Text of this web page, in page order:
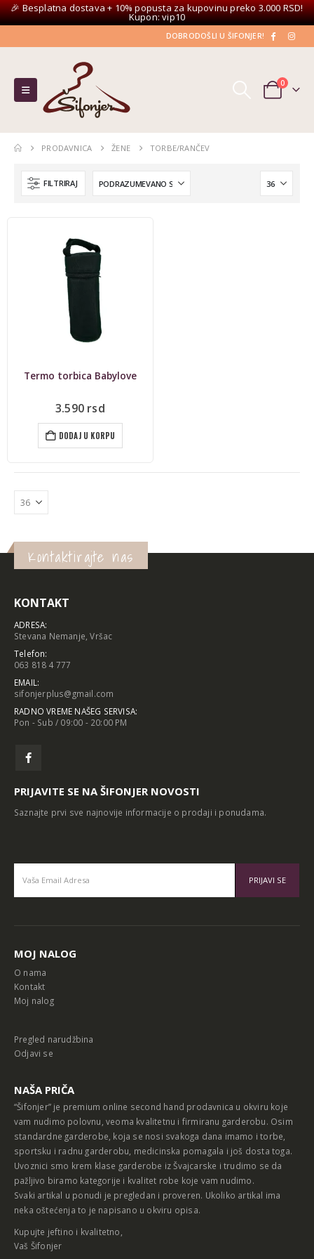
🎉 Besplatna dostava + 10% popusta za kupovinu preko 3.000 RSD!
Kupon: vip10
DOBRODOŠLI U ŠIFONJER!
0
PRODAVNICA ŽENE TORBE/RANČEV
FILTRIRAJ
Termo torbica Babylove
3.590 rsd
DODAJ U KORPU
Kontaktirajte nas
KONTAKT
ADRESA:
Stevana Nemanje, Vršac
Telefon:
063 818 4 777
EMAIL:
sifonjerplus@gmail.com
RADNO VREME NAŠEG SERVISA:
Pon - Sub / 09:00 - 20:00 PM
PRIJAVITE SE NA ŠIFONJER NOVOSTI
Saznajte prvi sve najnovije informacije o prodaji i ponudama.
MOJ NALOG
O nama
Kontakt
Moj nalog
Pregled narudžbina
Odjavi se
NAŠA PRIČA
“Šifonjer” je premium online second hand prodavnica u okviru koje
vam nudimo polovnu, veoma kvalitetnu i firmiranu garderobu. Osim
standardne garderobe, koja se nosi svakoga dana imamo i torbe,
sportsku i radnu garderobu, medicinska pomagala i još dosta toga.
Uvoznici smo krem klase garderobe iz Švajcarske i trudimo se da
pažljivo biramo kategorije i kvalitet robe koje vam nudimo.
Svaki artikal u ponudi je pregledan i proveren. Ukoliko artikal ima
neka oštećenja to je napisano u okviru opisa.
Kupujte jeftino i kvalitetno,
Vaš Šifonjer